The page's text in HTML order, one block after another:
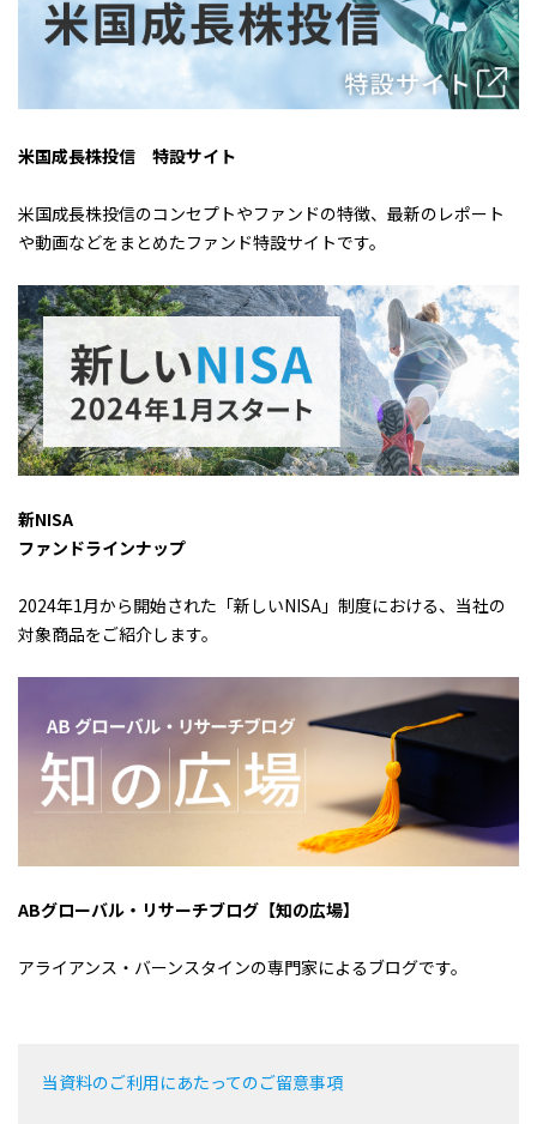
米国成長株投信 特設サイト
米国成長株投信のコンセプトやファンドの特徴、最新のレポート
や動画などをまとめたファンド特設サイトです。
新NISA
ファンドラインナップ
2024年1月から開始された「新しいNISA」制度における、当社の
対象商品をご紹介します。
ABグローバル・リサーチブログ【知の広場】
アライアンス・バーンスタインの専門家によるブログです。
当資料のご利用にあたってのご留意事項